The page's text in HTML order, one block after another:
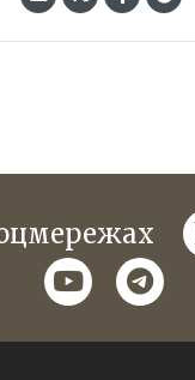
youtube